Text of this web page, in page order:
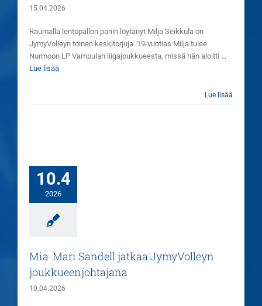
15.04.2026
Raumalla lentopallon pariin löytänyt Milja Seikkula on
JymyVolleyn toinen keskitorjuja. 19-vuotias Milja tulee
Nurmoon LP Vampulan liigajoukkueesta, missä hän aloitti ...
Lue lisää
Lue lisää
10.4
2026
Mia-Mari Sandell jatkaa JymyVolleyn
joukkueenjohtajana
10.04.2026